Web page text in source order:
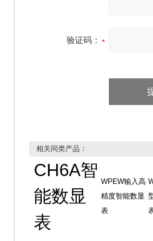
验证码：
相关同类产品：
CH6A智
能数显
表
WPEW输入高
精度智能数显
表